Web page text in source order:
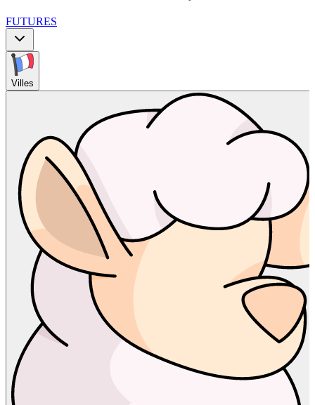
FUTURES
Villes